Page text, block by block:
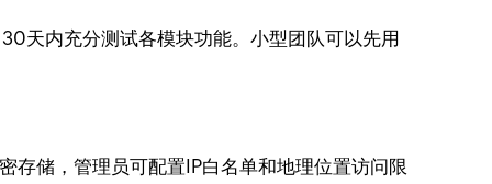
天内充分测试各模块功能。小型团队可以先用
存储，管理员可配置IP白名单和地理位置访问限